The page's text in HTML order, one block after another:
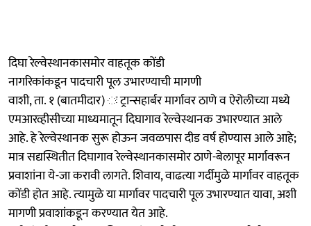
दिघा रेल्वेस्थानकासमोर वाहतूक कोंडी
नागरिकांकडून पादचारी पूल उभारण्याची मागणी
वाशी, ता. १ (बातमीदार) ः ट्रान्सहार्बर मार्गावर ठाणे व ऐरोलीच्या मध्ये
एमआरव्हीसीच्या माध्यमातून दिघागाव रेल्वेस्थानक उभारण्यात आले
आहे. हे रेल्वेस्थानक सुरू होऊन जवळपास दीड वर्ष होण्यास आले आहे;
मात्र सद्यस्थितीत दिघागाव रेल्वेस्थानकासमोर ठाणे-बेलापूर मार्गावरून
प्रवाशांना ये-जा करावी लागते. शिवाय, वाढत्या गर्दीमुळे मार्गावर वाहतूक
कोंडी होत आहे. त्‍यामुळे या मार्गावर पादचारी पूल उभारण्यात यावा, अशी
मागणी प्रवाशांकडून करण्यात येत आहे.